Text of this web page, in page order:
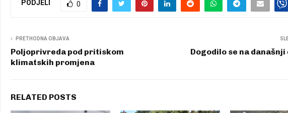
PODJELI 0
PRETHODNA OBJAVA
Poljoprivreda pod pritiskom
klimatskih promjena
Dogodilo se na današnji
RELATED POSTS